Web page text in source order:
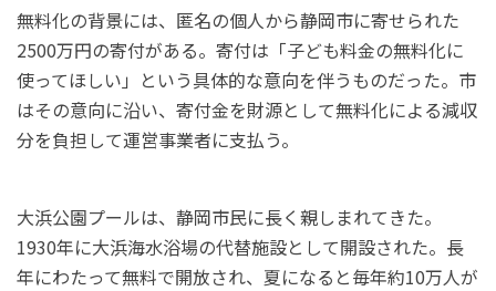
無料化の背景には、匿名の個人から静岡市に寄せられた
2500万円の寄付がある。寄付は「子ども料金の無料化に
使ってほしい」という具体的な意向を伴うものだった。市
はその意向に沿い、寄付金を財源として無料化による減収
分を負担して運営事業者に支払う。
大浜公園プールは、静岡市民に長く親しまれてきた。
1930年に大浜海水浴場の代替施設として開設された。長
年にわたって無料で開放され、夏になると毎年約10万人が